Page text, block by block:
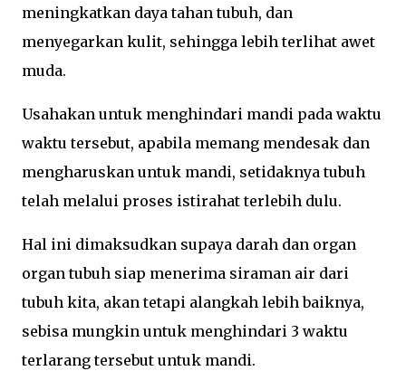
meningkatkan daya tahan tubuh, dan
menyegarkan kulit, sehingga lebih terlihat awet
muda.
Usahakan untuk menghindari mandi pada waktu
waktu tersebut, apabila memang mendesak dan
mengharuskan untuk mandi, setidaknya tubuh
telah melalui proses istirahat terlebih dulu.
Hal ini dimaksudkan supaya darah dan organ
organ tubuh siap menerima siraman air dari
tubuh kita, akan tetapi alangkah lebih baiknya,
sebisa mungkin untuk menghindari 3 waktu
terlarang tersebut untuk mandi.